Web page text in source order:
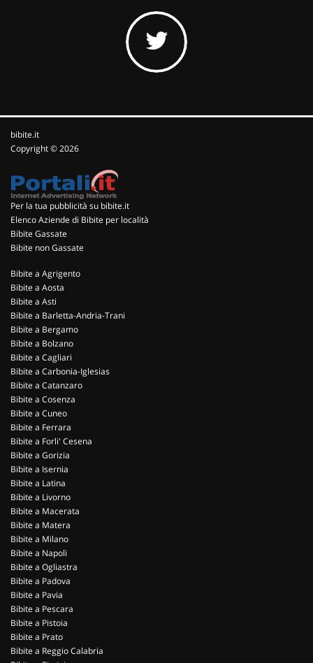
bibite.it
Copyright © 2026
Per la tua pubblicità su bibite.it
Elenco Aziende di Bibite per località
Bibite Gassate
Bibite non Gassate
Bibite a Agrigento
Bibite a Aosta
Bibite a Asti
Bibite a Barletta-Andria-Trani
Bibite a Bergamo
Bibite a Bolzano
Bibite a Cagliari
Bibite a Carbonia-Iglesias
Bibite a Catanzaro
Bibite a Cosenza
Bibite a Cuneo
Bibite a Ferrara
Bibite a Forli' Cesena
Bibite a Gorizia
Bibite a Isernia
Bibite a Latina
Bibite a Livorno
Bibite a Macerata
Bibite a Matera
Bibite a Milano
Bibite a Napoli
Bibite a Ogliastra
Bibite a Padova
Bibite a Pavia
Bibite a Pescara
Bibite a Pistoia
Bibite a Prato
Bibite a Reggio Calabria